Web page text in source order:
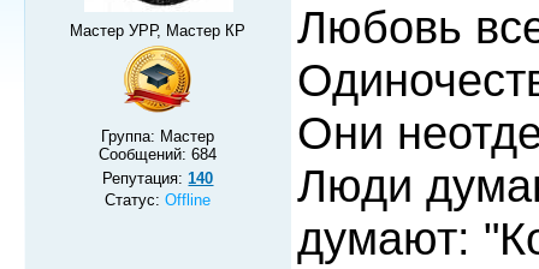
Мастер УРР, Мастер КР
Группа: Мастер
Сообщений:684
Репутация:140
Статус:Offline
Любовь
Они
Люди
думают: